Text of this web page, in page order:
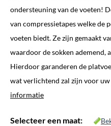
ondersteuning van de voeten!
van compressietapes welke de
voeten biedt. Ze zijn gemaakt
waardoor de sokken ademend,
Hierdoor garanderen de
wat verlichtend zal zijn voor
informatie
Selecteer een maat: